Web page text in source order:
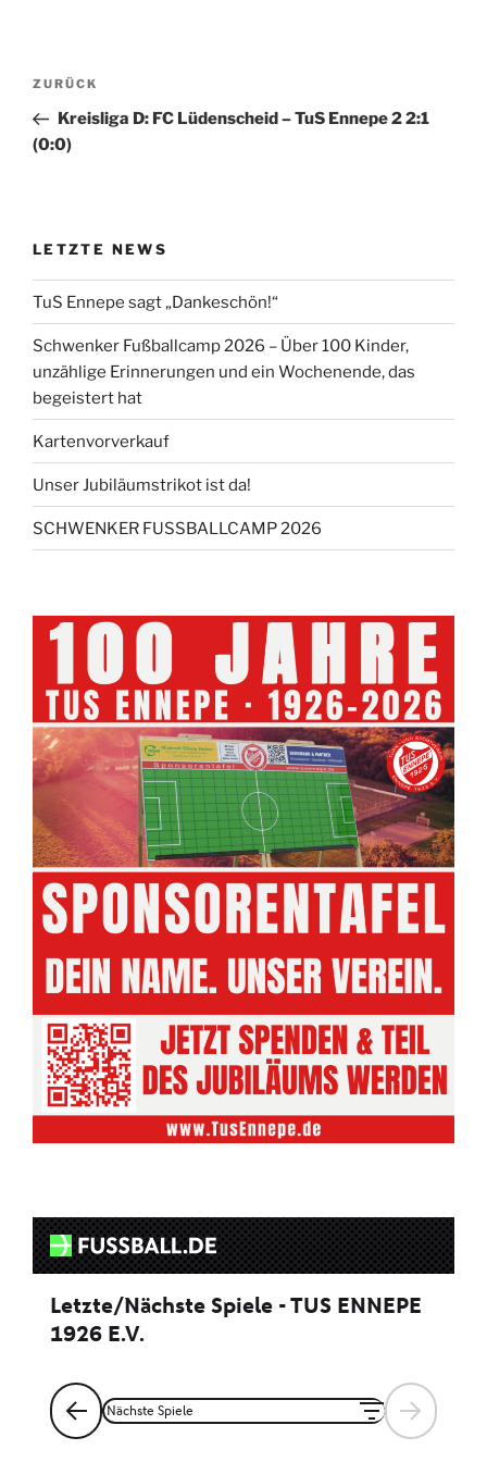
Beitragsnavigation
Vorheriger
Beitrag
ZURÜCK
Kreisliga D: FC Lüdenscheid – TuS Ennepe 2 2:1
(0:0)
LETZTE NEWS
TuS Ennepe sagt „Dankeschön!“
Schwenker Fußballcamp 2026 – Über 100 Kinder,
unzählige Erinnerungen und ein Wochenende, das
begeistert hat
Kartenvorverkauf
Unser Jubiläumstrikot ist da!
SCHWENKER FUSSBALLCAMP 2026